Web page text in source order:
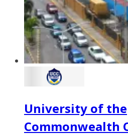
University of the
Commonwealth